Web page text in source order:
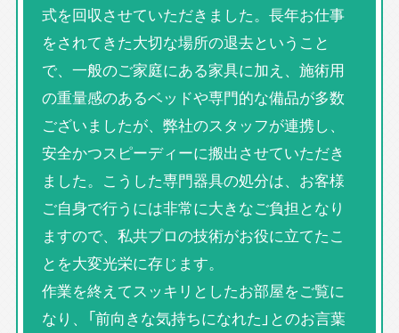
式を回収させていただきました。長年お仕事
をされてきた大切な場所の退去ということ
で、一般のご家庭にある家具に加え、施術用
の重量感のあるベッドや専門的な備品が多数
ございましたが、弊社のスタッフが連携し、
安全かつスピーディーに搬出させていただき
ました。こうした専門器具の処分は、お客様
ご自身で行うには非常に大きなご負担となり
ますので、私共プロの技術がお役に立てたこ
とを大変光栄に存じます。
作業を終えてスッキリとしたお部屋をご覧に
なり、「前向きな気持ちになれた」とのお言葉